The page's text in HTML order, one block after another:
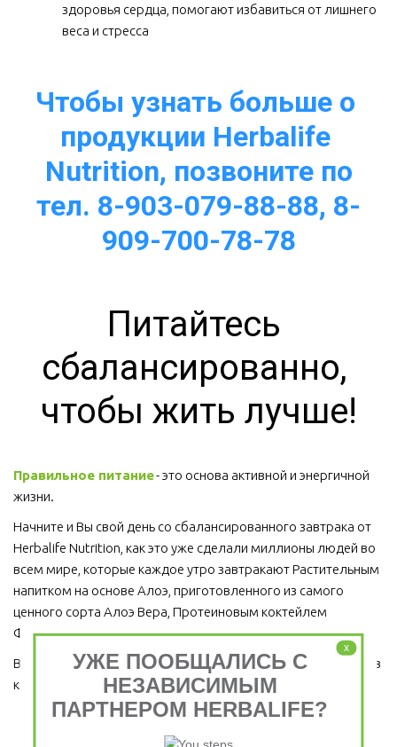
здоровья сердца, помогают избавиться от лишнего
веса и стресса
Чтобы узнать больше о
продукции Herbalife
Nutrition, позвоните по
тел. 8-903-079-88-88, 8-
909-700-78-78
Питайтесь
сбалансированно,
чтобы жить лучше!
Правильное питание - это основа активной и энергичной
жизни.
Начните и Вы свой день со сбалансированного завтрака от
Herbalife Nutrition, как это уже сделали миллионы людей во
всем мире, которые каждое утро завтракают Растительным
напитком на основе Алоэ, приготовленного из самого
ценного сорта Алоэ Вера, Протеиновым коктейлем
Формула 1 и Травяным тонизирующим напитком (чай).
Ведь завтрак является важным приемом пищи, который ни в
коем случае пропускать нельзя!
Завтрак съешь сам, обед раздели с другом, ужин
x
УЖЕ ПООБЩАЛИСЬ С
НЕЗАВИСИМЫМ
ПАРТНЕРОМ HERBALIFE?